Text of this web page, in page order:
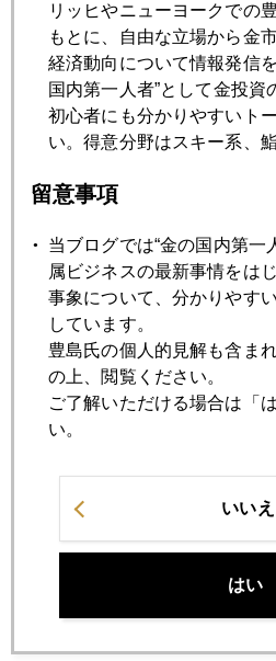
2022年10月20日
超円安トレンドの終着駅と時期
円、いよいよ１５０円接近
2022年10月18日
今、イギリスで金が売れている
2022年10月17日
為替介入に伏兵、イギリス発と
2022年10月14日
ＣＰＩ発表後、ＮＹ金急落、円
リッヒやニューヨークでの
もとに、自由な立場から金
経済動向について情報発信
国内第一人者”として金投資
初心者にも分かりやすいト
い。得意分野はスキー系、
留意事項
当ブログでは“金の国内第一
属ビジネスの最新事情をは
事象について、分かりやす
しています。
豊島氏の個人的見解も含ま
の上、閲覧ください。
ご了解いただける場合は「
い。
いいえ
はい